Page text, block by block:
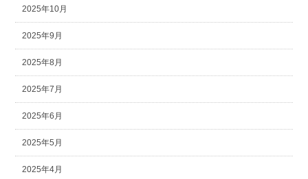
2025年10月
2025年9月
2025年8月
2025年7月
2025年6月
2025年5月
2025年4月